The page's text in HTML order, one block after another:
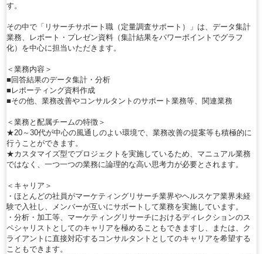
す。
その中で「リサーチサポート職（定量調査サポート）」は、データ集計
業務、レポート・プレゼン資料（集計結果をパワーポイントでグラフ
化）を中心に担当いただきます。
＜業務内容＞
■回答結果のデータ集計・分析
■レポーティング資料作成
■その他、業務改善やコンサルタントのサポート業務等、関連業務
＜業務と配属チームの特徴＞
★20～30代が中心の風通しのよい環境で、業務改善の提案等も積極的に
行うことができます。
★カスタマイズ型でプロジェクトを実施しているため、マニュアル業務
ではなく、一つ一つの業務に論理的な高い思考力が必要とされます。
＜キャリア＞
・ほとんどの社員がマーケティングリサーチ業界やヘルスケア業界未経
験で入社し、メンバーが互いにサポートして業務を実施しています。
・分析・加工等、マーケティングリサーチにおけるディレクションのス
ペシャリストとしてのキャリアを極めることもできますし、または、ク
ライアントに直接対応するコンサルタントとしてのキャリアを希望する
こともできます。